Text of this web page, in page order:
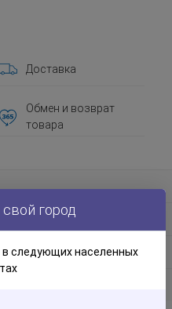
Доставка
Обмен и возврат
товара
город
следующих населенных